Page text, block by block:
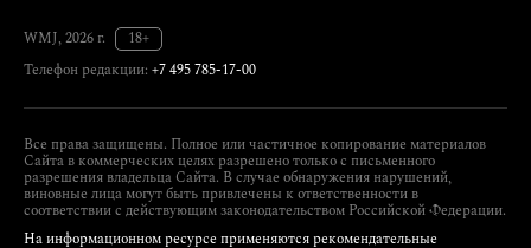
WMJ, 2026 г.
18+
Телефон редакции: +7 495 785-17-00
Все права защищены. Полное или частичное копирование материалов
Сайта в коммерческих целях разрешено только с письменного
разрешения владельца Сайта. В случае обнаружения нарушений,
виновные лица могут быть привлечены к ответственности в
соответствии с действующим законодательством Российской Федерации.
На информационном ресурсе применяются рекомендательные